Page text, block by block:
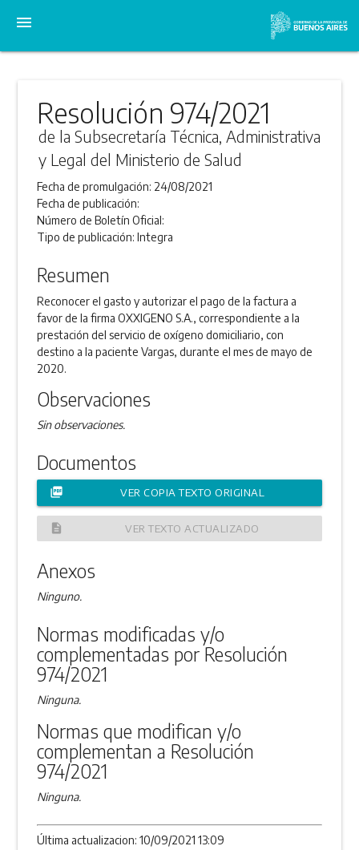
menu
Resolución 974/2021
de la Subsecretaría Técnica, Administrativa
y Legal del Ministerio de Salud
Fecha de promulgación: 24/08/2021
Fecha de publicación:
Número de Boletín Oficial:
Tipo de publicación:Integra
Resumen
Reconocer el gasto y autorizar el pago de la factura a
favor de la firma OXXIGENO S.A., correspondiente a la
prestación del servicio de oxígeno domiciliario, con
destino a la paciente Vargas, durante el mes de mayo de
2020.
Observaciones
Sin observaciones.
Documentos
picture_as_pdf VER COPIA TEXTO ORIGINAL
description VER TEXTO ACTUALIZADO
Anexos
Ninguno.
Normas modificadas y/o
complementadas por Resolución
974/2021
Ninguna.
Normas que modifican y/o
complementan a Resolución
974/2021
Ninguna.
Última actualizacion: 10/09/2021 13:09